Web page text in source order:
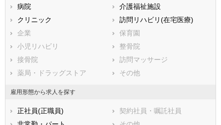
習志野市
柏市
勝浦市
市原市
流山市
八千代市
我孫子市
鴨川市
鎌ケ谷市
君津市
富津市
浦安市
四街道市
白井市
富里市
病院
介護福祉施設
クリニック
訪問リハビリ(在宅医療)
企業
保育園
小児リハビリ
整骨院
接骨院
訪問マッサージ
薬局・ドラッグストア
その他
雇用形態から求人を探す
正社員(正職員)
契約社員・嘱託社員